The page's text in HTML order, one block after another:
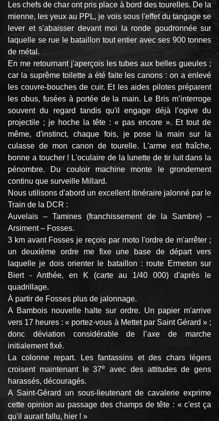
Les chefs de char ont pris place à bord des tourelles. De la
mienne, les yeux au PPL, je vois sous l'effet du tangage se
lever et s'abaisser devant moi la ronde goudronnée sur
laquelle se rue le bataillon tout entier avec ses 900 tonnes
de métal.
En me retournant j'aperçois les tubes aux belles gueules ;
car la suprême toilette a été faite les canons : on a enlevé
les couvre-bouches de cuir. Et les aides pilotes préparent
les obus, fusées à portée de la main. Le Bris m’interroge
souvent du regard tandis qu'il engage déjà l’ogive du
projectile ; je hoche la tête : « pas encore ». Et tout de
même, d'instinct, chaque fois, je pose la main sur la
culasse de mon canon de tourelle. L'arme est fraîche,
bonne a toucher ! L'oculaire de la lunette de tir luit dans la
pénombre. Du couloir machine monte le grondement
continu que surveille Millard.
Nous utilisons d'abord un excellent itinéraire jalonné par le
Train de la DCR :
Auvelais – Tamines (franchissement de la Sambre) –
Arsiment – Fosses.
3 km avant Fosses je reçois par moto l'ordre de m'arrêter ;
un deuxième ordre me fixe une base de départ vers
laquelle je dois orienter le bataillon : route Ermeton sur
Biert - Anthée, en K (carte au 1/40 000) d'après le
quadrillage.
À partir de Fosses plus de jalonnage.
A Bambois nouvelle halte sur ordre. Un papier m'arrive
vers 17 heures : « portez-vous à Mettet par Saint Gérard » ;
donc déviation considérable de l’axe de marche
initialement fixé.
La colonne repart. Les fantassins et des chars légers
croisent maintenant le 37e
avec des attitudes de gens
harassés, découragés.
A Saint-Gérard un sous-lieutenant de cavalerie exprime
cette opinion au passage des champs de tête : « c'est ça
qu'il aurait fallu, hier ! »